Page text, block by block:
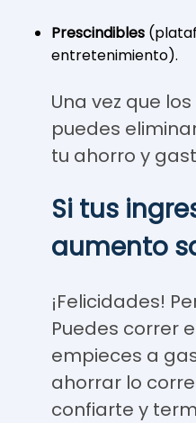
Prescindibles
entretenimiento).
Una vez que
puedes
tu ahorro y
Si tus
aumento
¡Felicidades!
Puedes correr
empieces a
ahorrar lo
confiarte y